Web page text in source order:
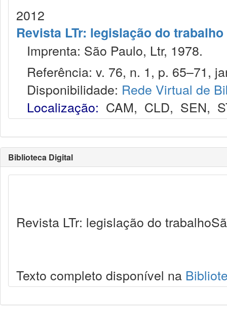
2012
Revista LTr: legislação do trabalho
Imprenta: São Paulo, Ltr, 1978.
Referência: v. 76, n. 1, p. 65–71,
Disponibilidade: Rede Virtual de
Localização: CAM, CLD, SEN,
Biblioteca Digital
Revista LTr: legislação do
Texto completo disponível na